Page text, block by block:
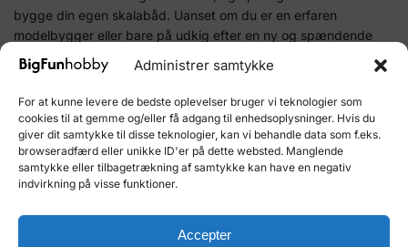
Administrer samtykke
For at kunne levere de bedste oplevelser bruger vi teknologier som
cookies til at gemme og/eller få adgang til enhedsoplysninger. Hvis du
giver dit samtykke til disse teknologier, kan vi behandle data som f.eks.
browseradfærd eller unikke ID'er på dette websted. Manglende
samtykke eller tilbagetrækning af samtykke kan have en negativ
indvirkning på visse funktioner.
Accepter
bygge din egen skalabåd. Uanset om du er en erfaren
modelbygger eller bare på udkig efter en ny og spændende
hobby, vil dette træskibsmodelsæt give dig timevis af
byggesjov.
Vent ikke, start din modelrejse i dag. Køb Phantom
træskibsmodelsættet her.
Varenummer (SKU):
Kategori: Både Billing Boats
Varemærke: Fakturering af både